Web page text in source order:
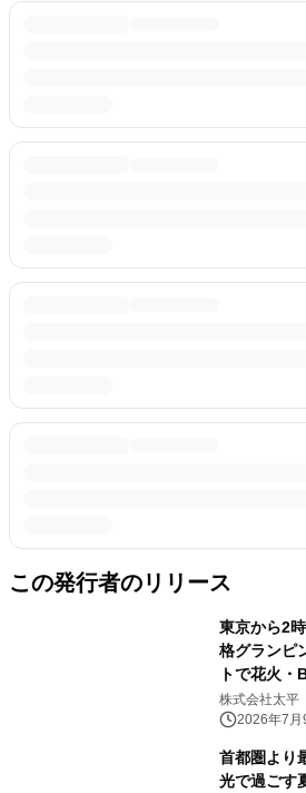
この発行者のリリース
東京から2
格グラン
トで花火・
「サマーグ
約受付開始
株式会社太平
2026年7月
首都圏より
光で過ご